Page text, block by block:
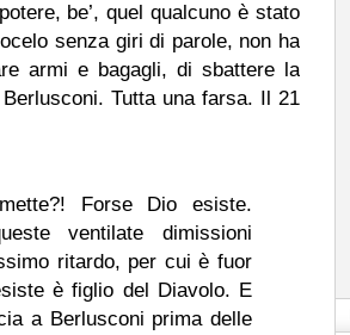
be’, quel qualcuno è stato
senza giri di parole, non ha
armi e bagagli, di sbattere la
Tutta una farsa. Il 21
Forse Dio esiste.
ventilate dimissioni
ritardo, per cui è fuor
è figlio del Diavolo. E
a Berlusconi prima delle